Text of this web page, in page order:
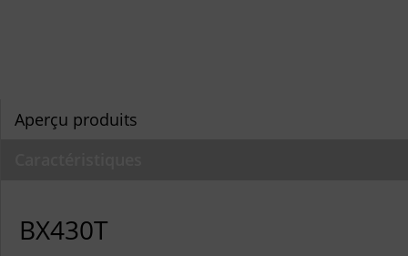
Aperçu produits
BX430T